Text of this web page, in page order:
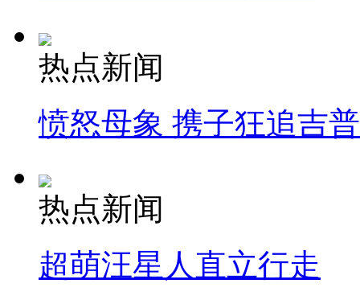
热点新闻
愤怒母象 携子狂追吉
热点新闻
超萌汪星人直立行走